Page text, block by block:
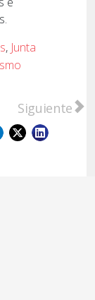
, Junta
con
Artículo
Siguiente